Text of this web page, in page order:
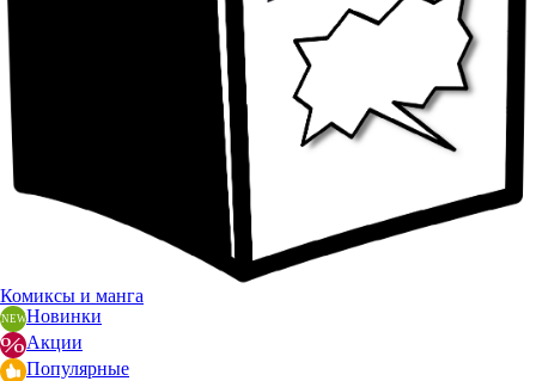
Комиксы и манга
Новинки
Акции
Популярные